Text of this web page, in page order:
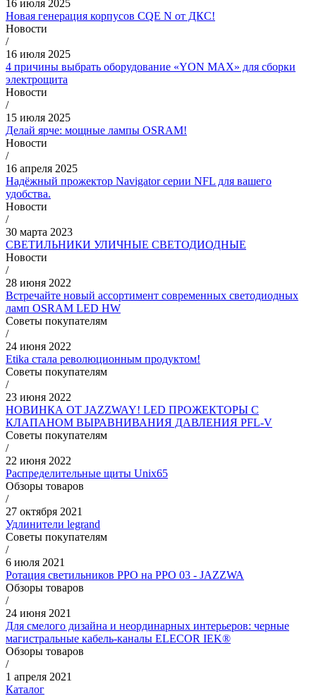
16 июля 2025
Новая генерация корпусов CQE N от ДКС!
Новости
/
16 июля 2025
4 причины выбрать оборудование «YON MAX» для сборки
электрощита
Новости
/
15 июля 2025
Делай ярче: мощные лампы OSRAM!
Новости
/
16 апреля 2025
Надёжный прожектор Navigator серии NFL для вашего
удобства.
Новости
/
30 марта 2023
СВЕТИЛЬНИКИ УЛИЧНЫЕ СВЕТОДИОДНЫЕ
Новости
/
28 июня 2022
Встречайте новый ассортимент современных светодиодных
ламп OSRAM LED HW
Советы покупателям
/
24 июня 2022
Etika стала революционным продуктом!
Советы покупателям
/
23 июня 2022
НОВИНКА ОТ JAZZWAY! LED ПРОЖЕКТОРЫ С
КЛАПАНОМ ВЫРАВНИВАНИЯ ДАВЛЕНИЯ PFL-V
Советы покупателям
/
22 июня 2022
Распределительные щиты Unix65
Обзоры товаров
/
27 октября 2021
Удлинители legrand
Советы покупателям
/
6 июля 2021
Ротация светильников РРО на РРО 03 - JAZZWA
Обзоры товаров
/
24 июня 2021
Для смелого дизайна и неординарных интерьеров: черные
магистральные кабель-каналы ELECOR IEK®
Обзоры товаров
/
1 апреля 2021
Каталог